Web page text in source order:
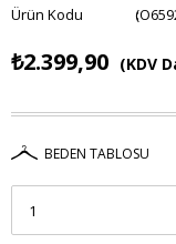
₺2.399,90 (KDV
BEDEN TABLOSU